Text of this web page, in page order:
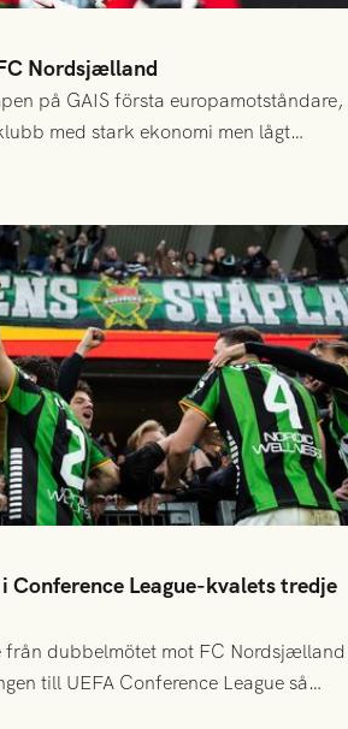
Nordsjælland
på GAIS första europamotståndare,
med stark ekonomi men lågt
kollektiv styrka och individuell
Conference League-kvalets tredje
från dubbelmötet mot FC Nordsjælland
till UEFA Conference League så
kort därpå. Motståndare blir